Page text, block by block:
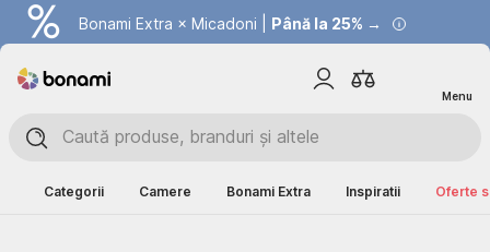
Bonami Extra × Micadoni | Până la 25% →
Summer Sale | Economisești până la 40% →
Menu
Categorii Camere Bonami Extra Inspiratii Oferte